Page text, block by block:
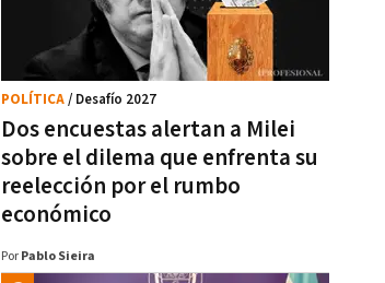
Dos encuestas alertan a Milei
sobre el dilema que enfrenta su
reelección por el rumbo
económico
POLÍTICA/ Desafío 2027
Por Pablo Sieira